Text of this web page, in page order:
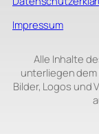
Impressum
Alle Inhalte
unterliegen
Bilder, Logos und